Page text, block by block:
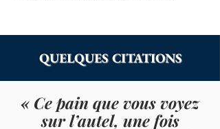
QUELQUES CITATIONS
« Ce pain que vous voyez
sur l’autel, une fois